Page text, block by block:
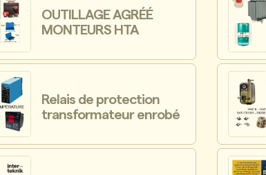
OUTILLAGE AGRÉÉ
MONTEURS HTA
Relais de protection
transformateur enrobé